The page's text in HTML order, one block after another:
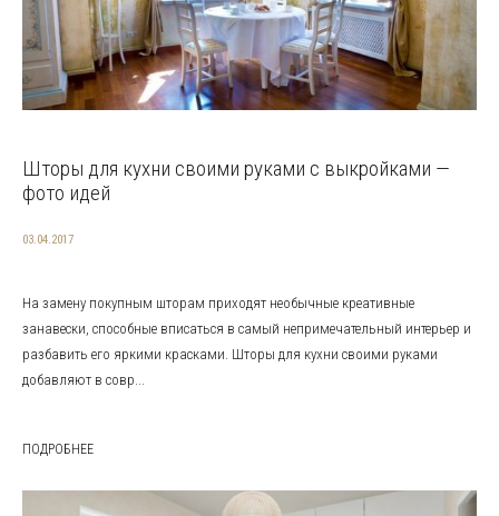
Шторы для кухни своими руками с выкройками —
фото идей
03.04.2017
На замену покупным шторам приходят необычные креативные
занавески, способные вписаться в самый непримечательный интерьер и
разбавить его яркими красками. Шторы для кухни своими руками
добавляют в совр...
ПОДРОБНЕЕ